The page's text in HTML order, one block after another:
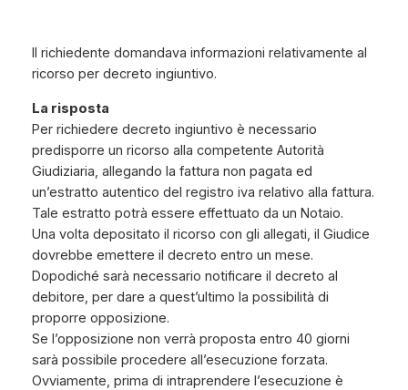
Il richiedente domandava informazioni relativamente al
ricorso per decreto ingiuntivo.
La risposta
Per richiedere decreto ingiuntivo è necessario
predisporre un ricorso alla competente Autorità
Giudiziaria, allegando la fattura non pagata ed
un’estratto autentico del registro iva relativo alla fattura.
Tale estratto potrà essere effettuato da un Notaio.
Una volta depositato il ricorso con gli allegati, il Giudice
dovrebbe emettere il decreto entro un mese.
Dopodiché sarà necessario notificare il decreto al
debitore, per dare a quest’ultimo la possibilità di
proporre opposizione.
Se l’opposizione non verrà proposta entro 40 giorni
sarà possibile procedere all’esecuzione forzata.
Ovviamente, prima di intraprendere l’esecuzione è